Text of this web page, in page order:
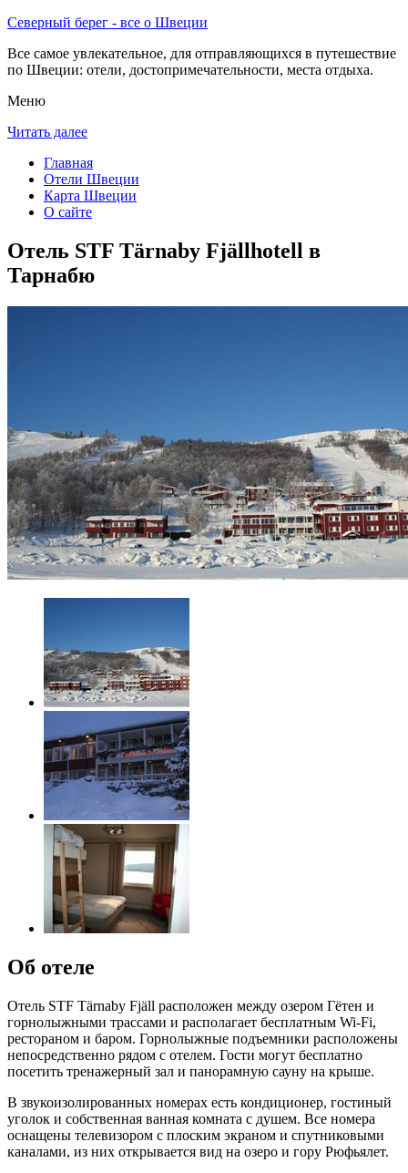
Северный берег - все о Швеции
Все самое увлекательное, для отправляющихся в путешествие
по Швеции: отели, достопримечательности, места отдыха.
Меню
Читать далее
Главная
Отели Швеции
Карта Швеции
О сайте
Отель STF Tärnaby Fjällhotell в
Тарнабю
Об отеле
Отель STF Tärnaby Fjäll расположен между озером Гётен и
горнолыжными трассами и располагает бесплатным Wi-Fi,
рестораном и баром. Горнолыжные подъемники расположены
непосредственно рядом с отелем. Гости могут бесплатно
посетить тренажерный зал и панорамную сауну на крыше.
В звукоизолированных номерах есть кондиционер, гостиный
уголок и собственная ванная комната с душем. Все номера
оснащены телевизором с плоским экраном и спутниковыми
каналами, из них открывается вид на озеро и гору Рюфьялет.